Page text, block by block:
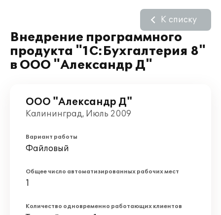
Внедрение программного
продукта "1С:Бухгалтерия 8"
в ООО "Александр Д"
К списку
ООО "Александр Д"
Калининград, Июль 2009
Вариант работы
Файловый
Общее число автоматизированных рабочих мест
1
Количество одновременно работающих клиентов